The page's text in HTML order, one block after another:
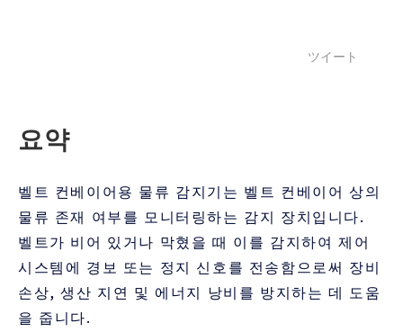
ツイート
요약
벨트 컨베이어용 물류 감지기는 벨트 컨베이어 상의
물류 존재 여부를 모니터링하는 감지 장치입니다.
벨트가 비어 있거나 막혔을 때 이를 감지하여 제어
시스템에 경보 또는 정지 신호를 전송함으로써 장비
손상, 생산 지연 및 에너지 낭비를 방지하는 데 도움
을 줍니다.